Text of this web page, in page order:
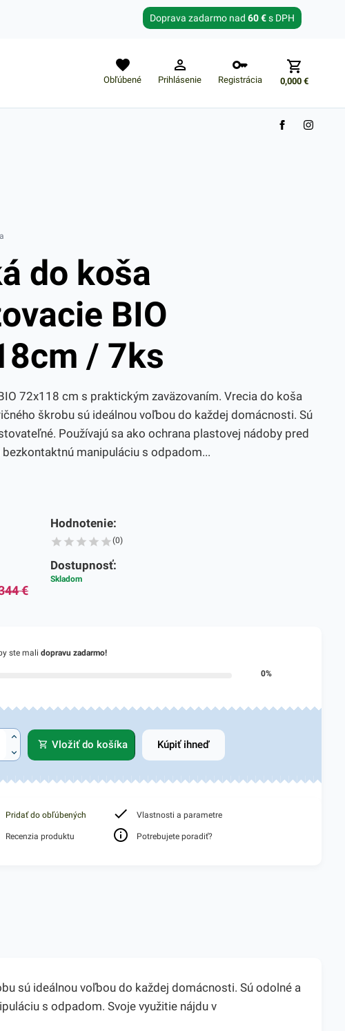
Doprava zadarmo nad 60 €s DPH
Obľúbené Prihlásenie Registrácia 0,000€
Zabudnuté heslo?
do koša
BIO
/ 7ks
72x118 cm s praktickým zaväzovaním. Vrecia do koša
škrobu sú ideálnou voľbou do každej domácnosti. Sú
Používajú sa ako ochrana plastovej nádoby pred
manipuláciu s odpadom...
Hodnotenie:
(0)
€
Dostupnosť:
Skladom
ste mali dopravu zadarmo!
0%
Vložiť do košíka Kúpiť ihneď
Pridať do obľúbených Vlastnosti a parametre
Recenzia produktu Potrebujete poradiť?
sú ideálnou voľbou do každej domácnosti. Sú odolné a
s odpadom. Svoje využitie nájdu v